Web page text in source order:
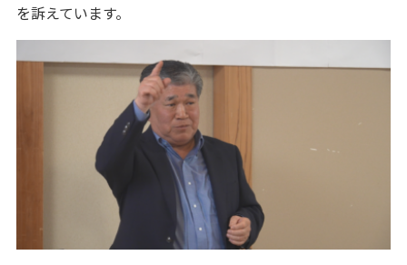
を訴えています。